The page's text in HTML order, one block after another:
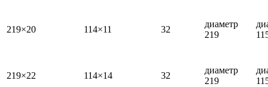
219×20 114×11 32
диаметр
219
219×22 114×14 32
диаметр
219